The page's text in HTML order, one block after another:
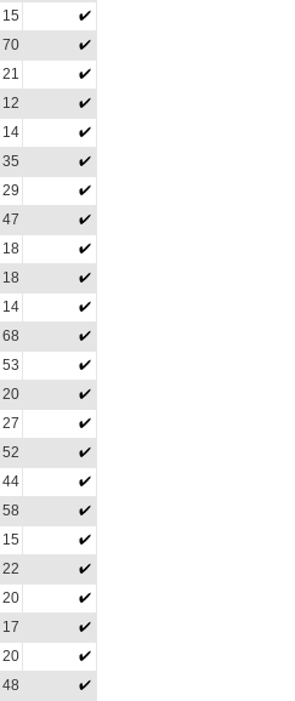
15
70
21
12
14
35
29
47
18
18
14
68
53
20
27
52
44
58
15
22
20
17
20
48